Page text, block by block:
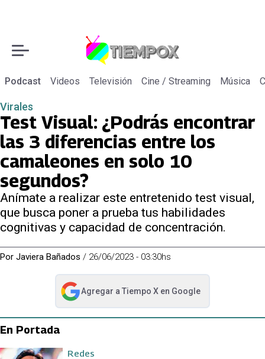
Podcast Videos Televisión Cine / Streaming Música
Virales
Test Visual: ¿Podrás encontrar
las 3 diferencias entre los
camaleones en solo 10
segundos?
Anímate a realizar este entretenido test visual,
que busca poner a prueba tus habilidades
cognitivas y capacidad de concentración.
Por Javiera Bañados / 26/06/2023 - 03:30hs
Agregar a Tiempo Xen Google
abre en nueva pestaña
En Portada
Redes